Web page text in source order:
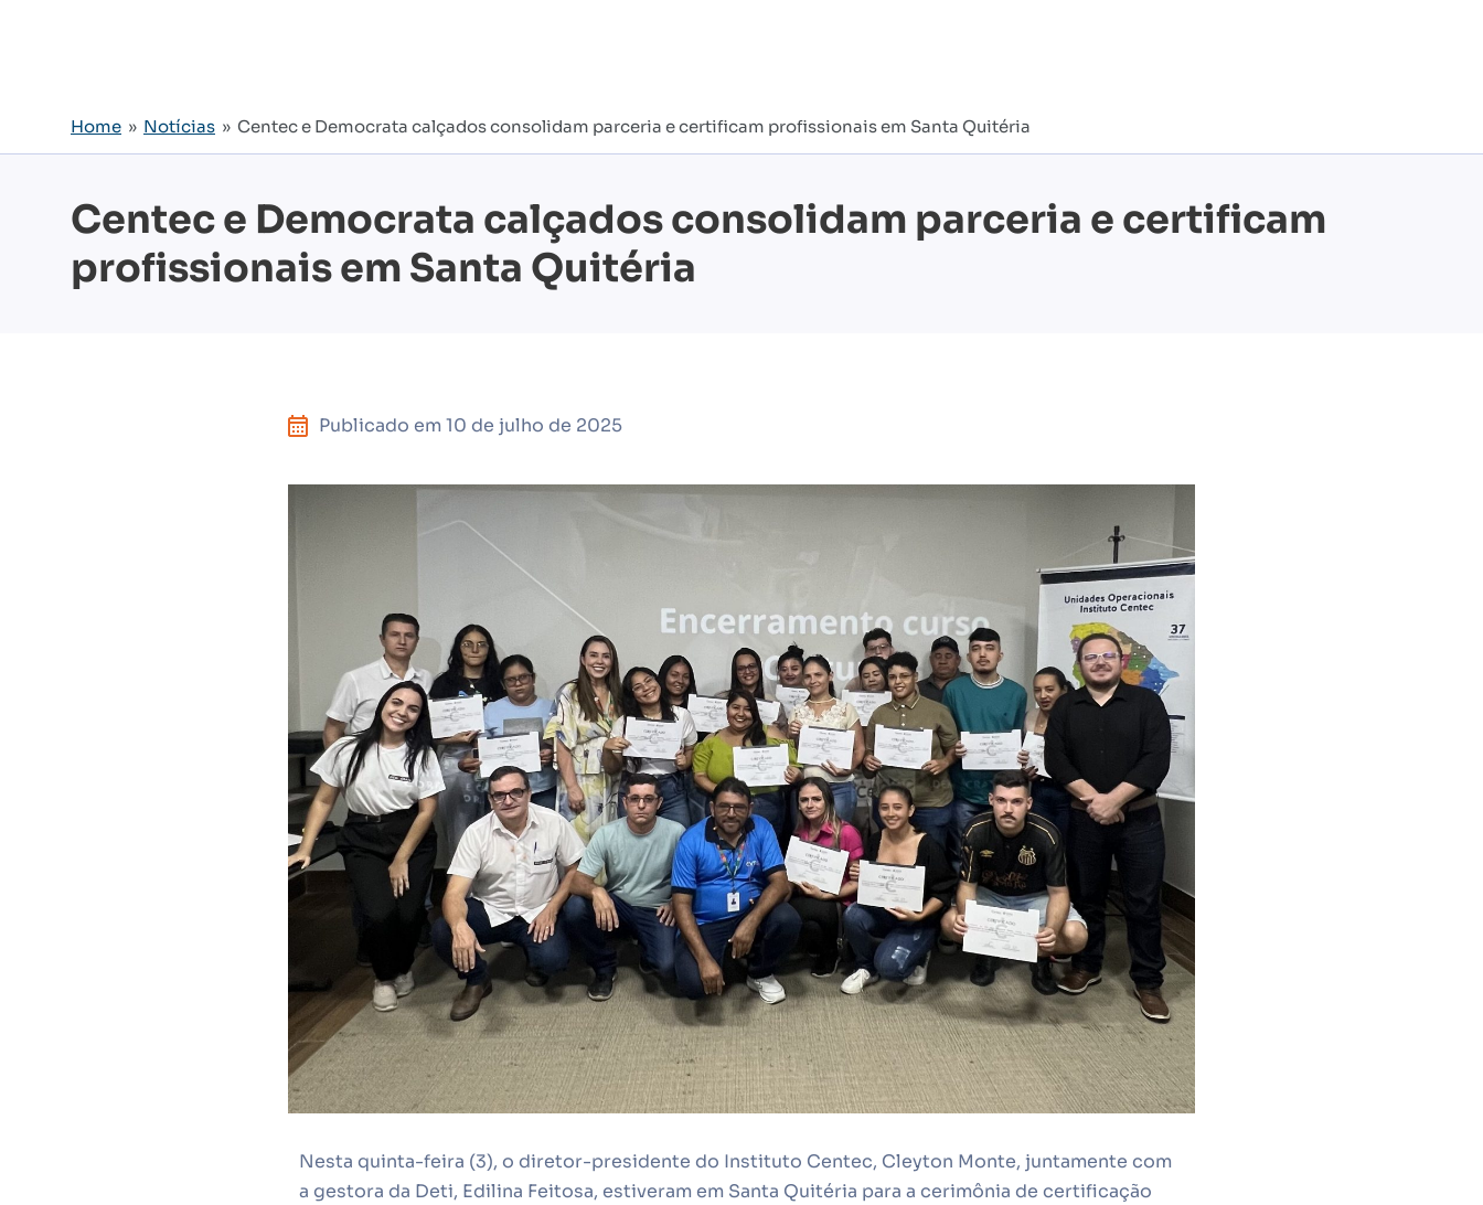
Home » Notícias » Centec e Democrata calçados consolidam parceria e certificam profissionais em Santa Quitéria
Centec e Democrata calçados consolidam parceria e certificam
profissionais em Santa Quitéria
Publicado em 10 de julho de 2025
Nesta quinta-feira (3), o diretor-presidente do Instituto Centec, Cleyton Monte, juntamente com
a gestora da Deti, Edilina Feitosa, estiveram em Santa Quitéria para a cerimônia de certificação